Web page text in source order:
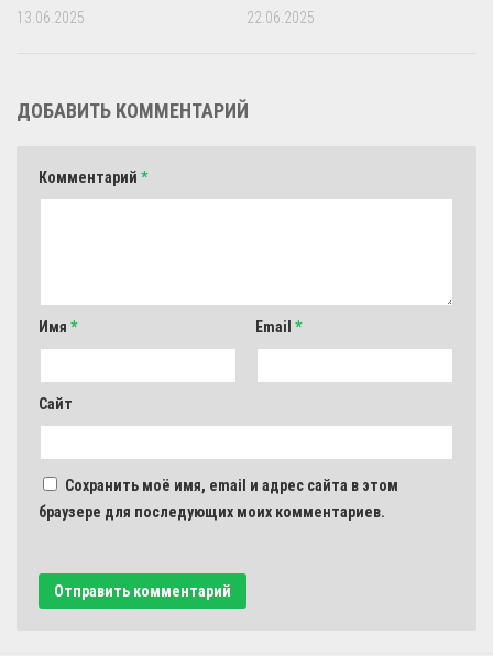
13.06.2025 22.06.2025
ДОБАВИТЬ КОММЕНТАРИЙ
Комментарий *
Имя * Email *
Сайт
Сохранить моё имя, email и адрес сайта в этом
браузере для последующих моих комментариев.